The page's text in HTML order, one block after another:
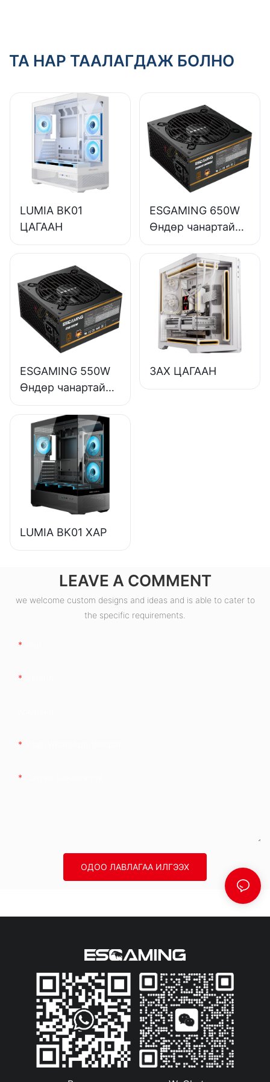
ТА НАР ТААЛАГДАЖ БОЛНО
LUMIA BK01
ЦАГААН
ESGAMING 650W
Өндөр чанартай
85% үр ашигтай
бүрэн модуль 80+
хүрэл ширээний
компьютерын
цахилгаан
хангамж ESB650W
ESGAMING 550W
Өндөр чанартай
85% үр ашигтай
80+ хүрэл
ширээний
компьютерын
цахилгаан
хангамж ESB550W
ЗАХ ЦАГААН
LUMIA BK01 ХАР
LEAVE A COMMENT
we welcome custom designs and ideas and is able to cater to
the specific requirements.
ОДОО ЛАВЛАГАА ИЛГЭЭХ